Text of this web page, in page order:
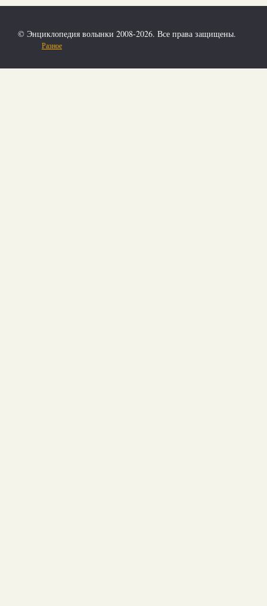
© Энциклопедия волынки 2008-2026. Все права защищены.
Разное